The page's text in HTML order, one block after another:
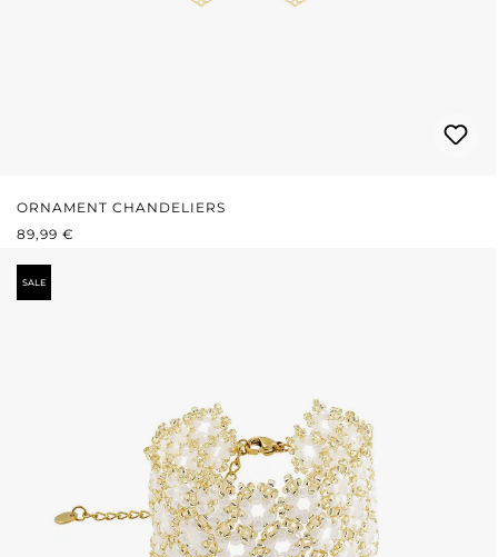
ORNAMENT CHANDELIERS
REGULÄRER PREIS:
89,99 €
SALE